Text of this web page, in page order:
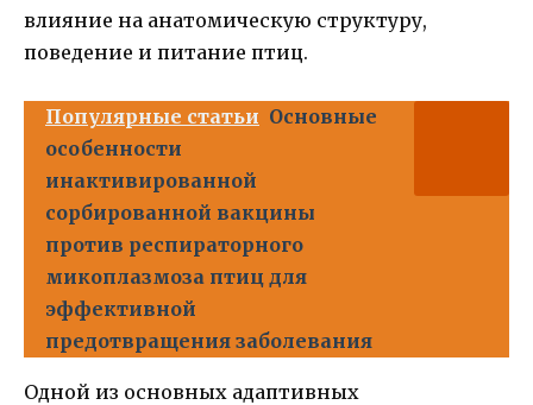
влияние на анатомическую структуру,
поведение и питание птиц.
Популярные статьи Основные
особенности
инактивированной
сорбированной вакцины
против респираторного
микоплазмоза птиц для
эффективной
предотвращения заболевания
Одной из основных адаптивных